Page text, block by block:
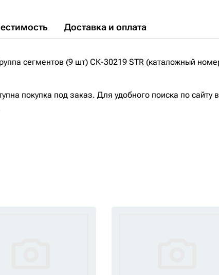
Доставка и оплата
сегментов (9 шт) СК-30219 STR (каталожный
покупка под заказ. Для удобного поиска по сайту